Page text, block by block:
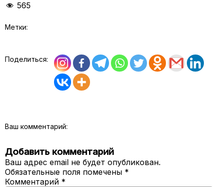
565
Метки:
Поделиться:
Ваш комментарий:
Добавить комментарий
Ваш адрес email не будет опубликован.
Обязательные поля помечены *
Комментарий *